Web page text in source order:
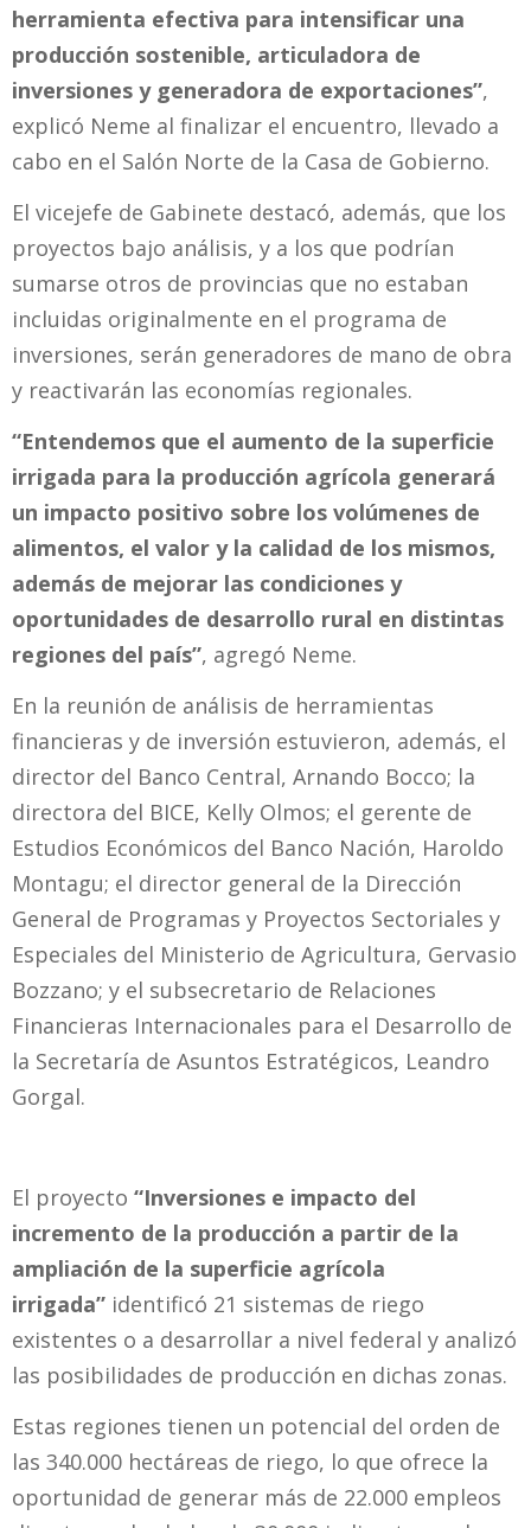
herramienta efectiva para intensificar una
producción sostenible, articuladora de
inversiones y generadora de exportaciones”,
explicó Neme al finalizar el encuentro, llevado a
cabo en el Salón Norte de la Casa de Gobierno.
El vicejefe de Gabinete destacó, además, que los
proyectos bajo análisis, y a los que podrían
sumarse otros de provincias que no estaban
incluidas originalmente en el programa de
inversiones, serán generadores de mano de obra
y reactivarán las economías regionales.
“Entendemos que el aumento de la superficie
irrigada para la producción agrícola generará
un impacto positivo sobre los volúmenes de
alimentos, el valor y la calidad de los mismos,
además de mejorar las condiciones y
oportunidades de desarrollo rural en distintas
regiones del país”, agregó Neme.
En la reunión de análisis de herramientas
financieras y de inversión estuvieron, además, el
director del Banco Central, Arnando Bocco; la
directora del BICE, Kelly Olmos; el gerente de
Estudios Económicos del Banco Nación, Haroldo
Montagu; el director general de la Dirección
General de Programas y Proyectos Sectoriales y
Especiales del Ministerio de Agricultura, Gervasio
Bozzano; y el subsecretario de Relaciones
Financieras Internacionales para el Desarrollo de
la Secretaría de Asuntos Estratégicos, Leandro
Gorgal.
El proyecto “Inversiones e impacto del
incremento de la producción a partir de la
ampliación de la superficie agrícola
irrigada” identificó 21 sistemas de riego
existentes o a desarrollar a nivel federal y analizó
las posibilidades de producción en dichas zonas.
Estas regiones tienen un potencial del orden de
las 340.000 hectáreas de riego, lo que ofrece la
oportunidad de generar más de 22.000 empleos